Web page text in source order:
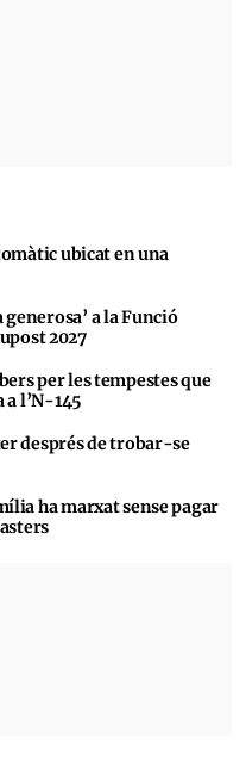
ubicat en una
a la Funció
2027
per les tempestes que
a l’N-145
després de trobar-se
ha marxat sense pagar